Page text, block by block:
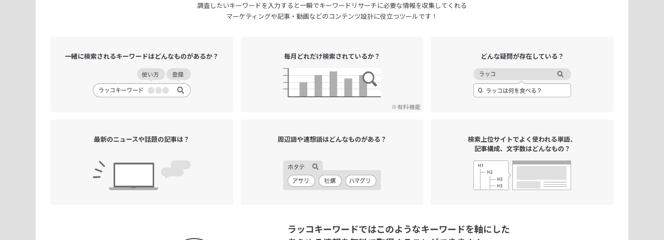
調査したいキーワードを入力すると一瞬でキーワードリサーチに必要な情報を収集してくれる
マーケティングや記事・動画などのコンテンツ設計に役立つツールです！
一緒に検索されるキーワードはどんなものがあるか？ 毎月どれだけ検索されているか？
※有料機能
どんな疑問が存在している？
最新のニュースや話題の記事は？ 周辺語や連想語はどんなものがある？ 検索上位サイトでよく使われる単語、
記事構成、文字数はどんなもの？
ラッコキーワードではこのようなキーワードを軸にした